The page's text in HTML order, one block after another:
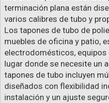
terminación plana están
varios calibres de tubo y
Los tapones de tubo de
muebles de oficina y patio,
electrodomésticos,
lugar donde se necesite un
tapones de tubo incluyen
diseñados con flexibilidad
instalación y un ajuste